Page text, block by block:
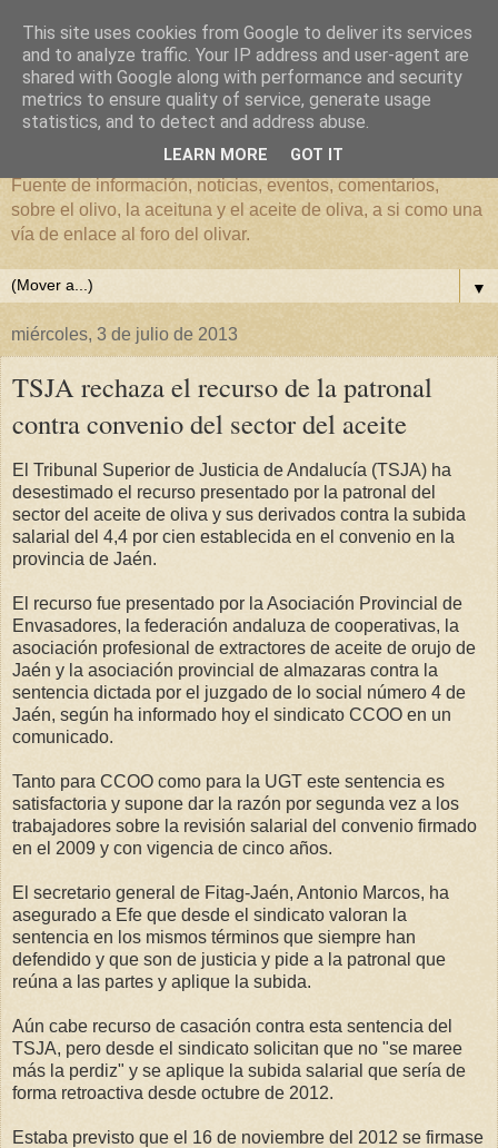
El mundo del Olivar
Fuente de información, noticias, eventos, comentarios,
sobre el olivo, la aceituna y el aceite de oliva, a si como una
vía de enlace al foro del olivar.
▼
miércoles, 3 de julio de 2013
TSJA rechaza el recurso de la patronal
contra convenio del sector del aceite
El Tribunal Superior de Justicia de Andalucía (TSJA) ha
desestimado el recurso presentado por la patronal del
sector del aceite de oliva y sus derivados contra la subida
salarial del 4,4 por cien establecida en el convenio en la
provincia de Jaén.
El recurso fue presentado por la Asociación Provincial de
Envasadores, la federación andaluza de cooperativas, la
asociación profesional de extractores de aceite de orujo de
Jaén y la asociación provincial de almazaras contra la
sentencia dictada por el juzgado de lo social número 4 de
Jaén, según ha informado hoy el sindicato CCOO en un
comunicado.
Tanto para CCOO como para la UGT este sentencia es
satisfactoria y supone dar la razón por segunda vez a los
trabajadores sobre la revisión salarial del convenio firmado
en el 2009 y con vigencia de cinco años.
El secretario general de Fitag-Jaén, Antonio Marcos, ha
asegurado a Efe que desde el sindicato valoran la
sentencia en los mismos términos que siempre han
defendido y que son de justicia y pide a la patronal que
reúna a las partes y aplique la subida.
Aún cabe recurso de casación contra esta sentencia del
TSJA, pero desde el sindicato solicitan que no "se maree
más la perdiz" y se aplique la subida salarial que sería de
forma retroactiva desde octubre de 2012.
Estaba previsto que el 16 de noviembre del 2012 se firmase
This site uses cookies from Google to deliver its services
and to analyze traffic. Your IP address and user-agent are
shared with Google along with performance and security
metrics to ensure quality of service, generate usage
statistics, and to detect and address abuse.
LEARN MORE GOT IT